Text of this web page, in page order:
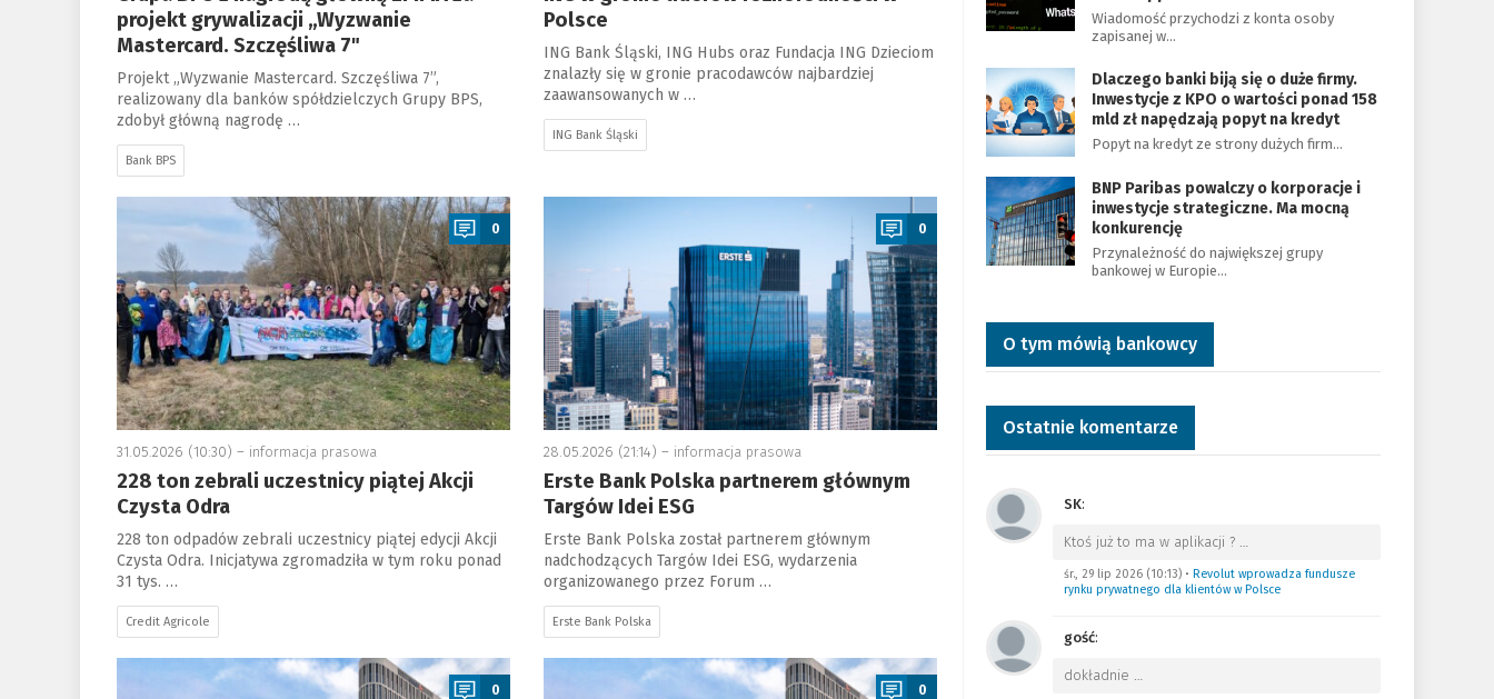
projekt grywalizacji „Wyzwanie
Mastercard. Szczęśliwa 7"
Projekt „Wyzwanie Mastercard. Szczęśliwa 7”,
realizowany dla banków spółdzielczych Grupy BPS,
zdobył główną nagrodę …
Bank BPS
Polsce
ING Bank Śląski, ING Hubs oraz Fundacja ING Dzieciom
znalazły się w gronie pracodawców najbardziej
zaawansowanych w …
ING Bank Śląski
a
0
31.05.2026 (10:30) – informacja prasowa
228 ton zebrali uczestnicy piątej Akcji
Czysta Odra
228 ton odpadów zebrali uczestnicy piątej edycji Akcji
Czysta Odra. Inicjatywa zgromadziła w tym roku ponad
31 tys. …
Credit Agricole
a
0
28.05.2026 (21:14) – informacja prasowa
Erste Bank Polska partnerem głównym
Targów Idei ESG
Erste Bank Polska został partnerem głównym
nadchodzących Targów Idei ESG, wydarzenia
organizowanego przez Forum …
Erste Bank Polska
a
0
a
0
Wiadomość przychodzi z konta osoby
zapisanej w…
Dlaczego banki biją się o duże firmy.
Inwestycje z KPO o wartości ponad 158
mld zł napędzają popyt na kredyt
Popyt na kredyt ze strony dużych firm…
BNP Paribas powalczy o korporacje i
inwestycje strategiczne. Ma mocną
konkurencję
Przynależność do największej grupy
bankowej w Europie…
O tym mówią bankowcy
Ostatnie komentarze
SK:
Ktoś już to ma w aplikacji ? …
śr., 29 lip 2026 (10:13)• Revolut wprowadza fundusze
rynku prywatnego dla klientów w Polsce
gość:
dokładnie …